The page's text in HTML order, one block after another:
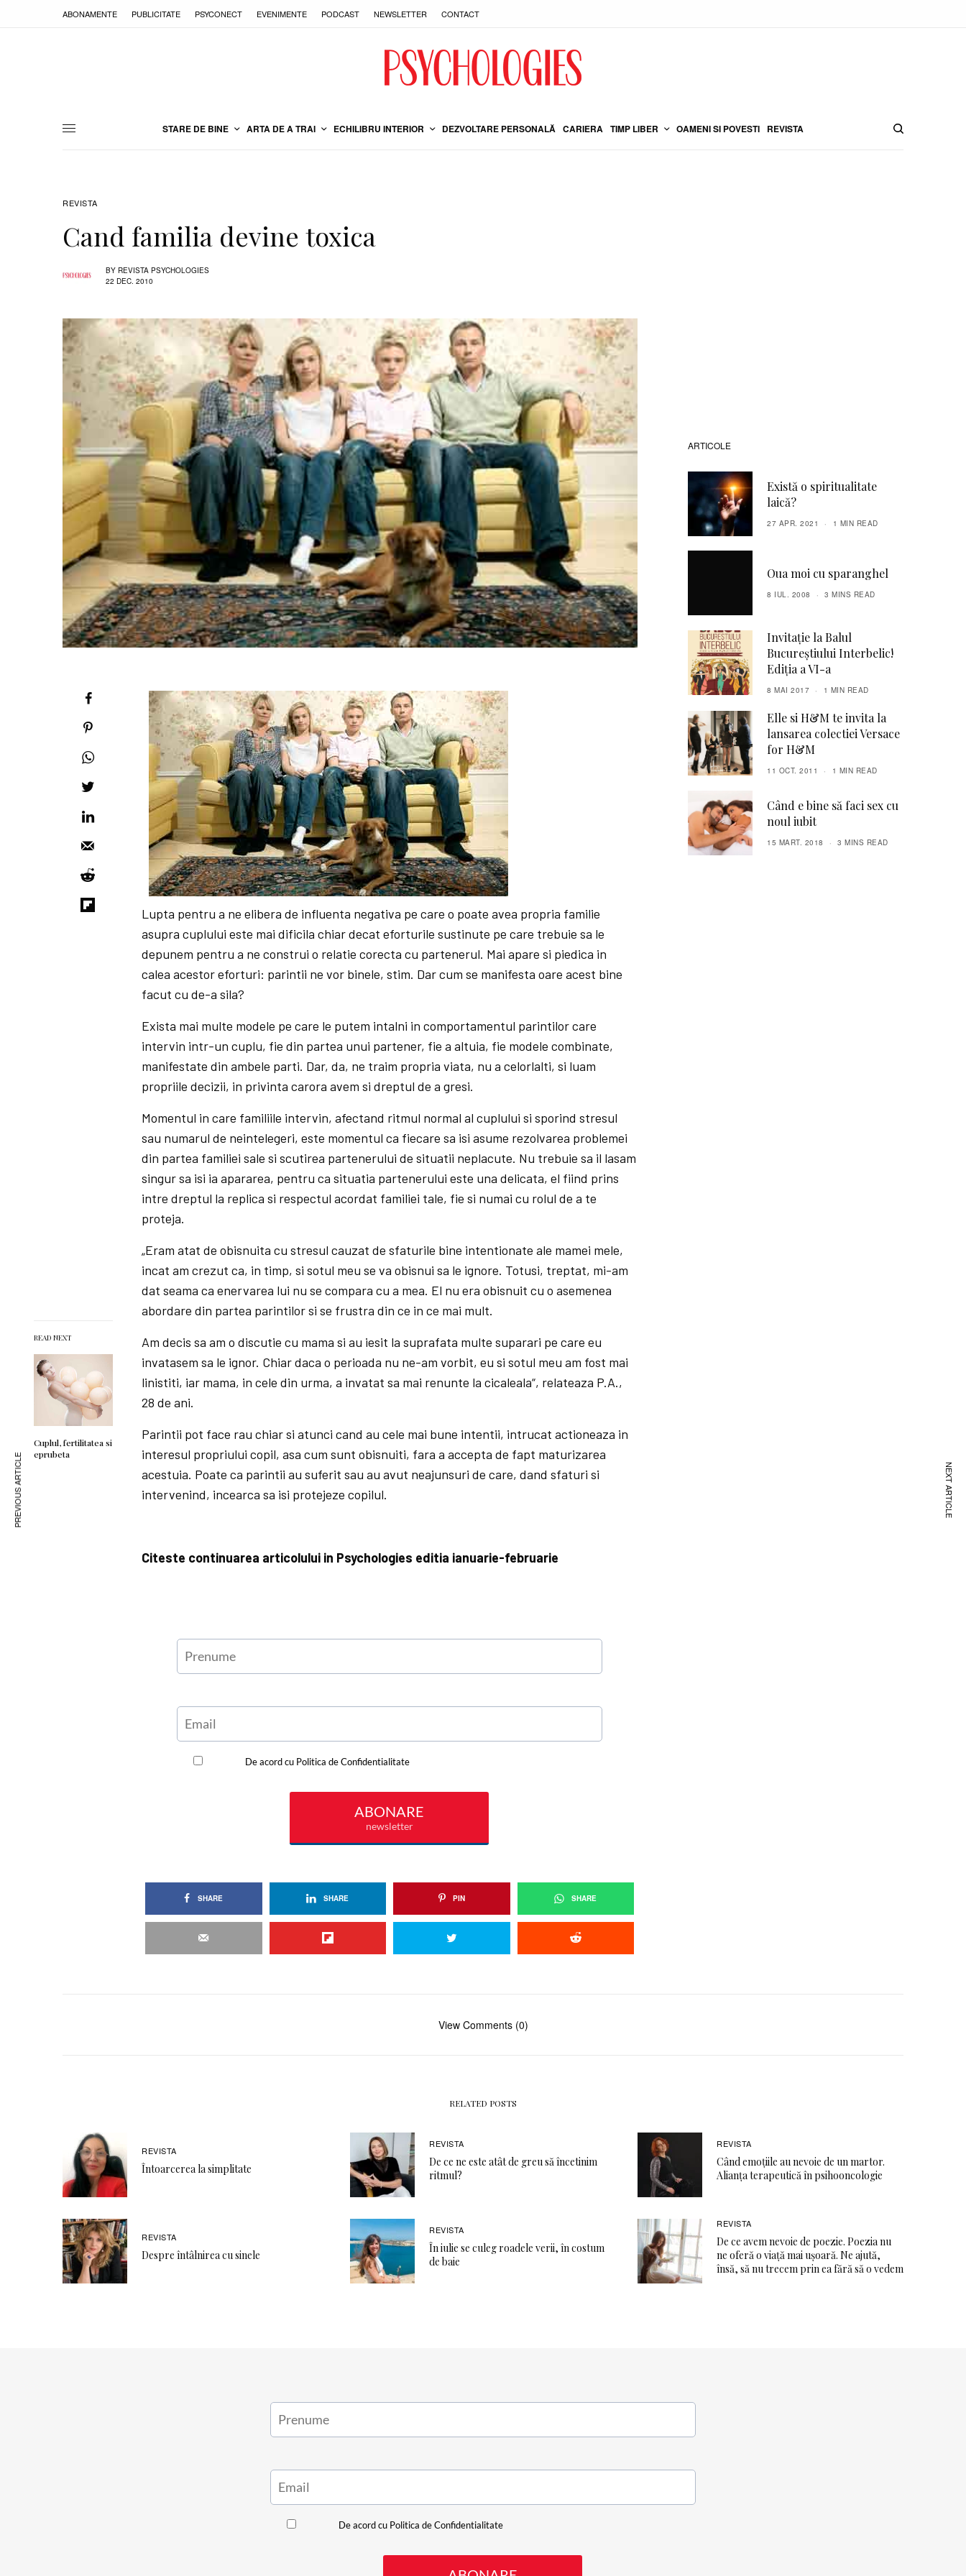
ABONAMENTE PUBLICITATE PSYCONECT EVENIMENTE PODCAST NEWSLETTER CONTACT
STARE DE BINE ARTA DE A TRAI ECHILIBRU INTERIOR DEZVOLTARE PERSONALĂ CARIERA TIMP LIBER OAMENI SI POVESTI REVISTA
REVISTA
Cand familia devine toxica
BY REVISTA PSYCHOLOGIES
22 DEC. 2010
READ NEXT
Cuplul, fertilitatea si
eprubeta
Lupta pentru a ne elibera de influenta negativa pe care o poate avea propria familie
asupra cuplului este mai dificila chiar decat eforturile sustinute pe care trebuie sa le
depunem pentru a ne construi o relatie corecta cu partenerul. Mai apare si piedica in
calea acestor eforturi: parintii ne vor binele, stim. Dar cum se manifesta oare acest bine
facut cu de-a sila?
Exista mai multe modele pe care le putem intalni in comportamentul parintilor care
intervin intr-un cuplu, fie din partea unui partener, fie a altuia, fie modele combinate,
manifestate din ambele parti. Dar, da, ne traim propria viata, nu a celorlalti, si luam
propriile decizii, in privinta carora avem si dreptul de a gresi.
Momentul in care familiile intervin, afectand ritmul normal al cuplului si sporind stresul
sau numarul de neintelegeri, este momentul ca fiecare sa isi asume rezolvarea problemei
din partea familiei sale si scutirea partenerului de situatii neplacute. Nu trebuie sa il lasam
singur sa isi ia apararea, pentru ca situatia partenerului este una delicata, el fiind prins
intre dreptul la replica si respectul acordat familiei tale, fie si numai cu rolul de a te
proteja.
„Eram atat de obisnuita cu stresul cauzat de sfaturile bine intentionate ale mamei mele,
incat am crezut ca, in timp, si sotul meu se va obisnui sa le ignore. Totusi, treptat, mi-am
dat seama ca enervarea lui nu se compara cu a mea. El nu era obisnuit cu o asemenea
abordare din partea parintilor si se frustra din ce in ce mai mult.
Am decis sa am o discutie cu mama si au iesit la suprafata multe suparari pe care eu
invatasem sa le ignor. Chiar daca o perioada nu ne-am vorbit, eu si sotul meu am fost mai
linistiti, iar mama, in cele din urma, a invatat sa mai renunte la cicaleala“, relateaza P.A.,
28 de ani.
Parintii pot face rau chiar si atunci cand au cele mai bune intentii, intrucat actioneaza in
interesul propriului copil, asa cum sunt obisnuiti, fara a accepta de fapt maturizarea
acestuia. Poate ca parintii au suferit sau au avut neajunsuri de care, dand sfaturi si
intervenind, incearca sa isi protejeze copilul.
Citeste continuarea articolului in Psychologies editia ianuarie-februarie
SHARE SHARE PIN SHARE
ARTICOLE
Există o spiritualitate
laică?
27 APR. 2021 1 MIN READ
Oua moi cu sparanghel
8 IUL. 2008 3 MINS READ
Invitație la Balul
Bucureștiului Interbelic!
Ediția a VI-a
8 MAI 2017 1 MIN READ
Elle si H&M te invita la
lansarea colectiei Versace
for H&M
11 OCT. 2011 1 MIN READ
Când e bine să faci sex cu
noul iubit
15 MART. 2018 3 MINS READ
PREVIOUS ARTICLE NEXT ARTICLE
View Comments (0)
RELATED POSTS
REVISTA
Întoarcerea la simplitate
REVISTA
De ce ne este atât de greu să încetinim
ritmul?
REVISTA
Când emoţiile au nevoie de un martor.
Alianţa terapeutică în psihooncologie
REVISTA
Despre întâlnirea cu sinele
REVISTA
În iulie se culeg roadele verii, în costum
de baie
REVISTA
De ce avem nevoie de poezie. Poezia nu
ne oferă o viaţă mai ușoară. Ne ajută,
însă, să nu trecem prin ea fără să o vedem